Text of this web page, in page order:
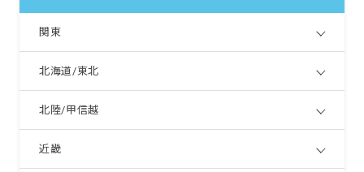
関東
北海道/東北
北陸/甲信越
近畿